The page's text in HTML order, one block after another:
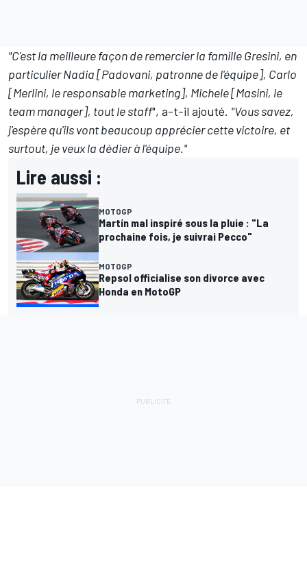
"C'est la meilleure façon de remercier la famille Gresini, en
particulier Nadia [Padovani, patronne de l'équipe], Carlo
[Merlini, le responsable marketing], Michele [Masini, le
team manager], tout le staff", a-t-il ajouté. "Vous savez,
j'espère qu'ils vont beaucoup apprécier cette victoire, et
surtout, je veux la dédier à l'équipe."
Lire aussi :
MOTOGP
Martín mal inspiré sous la pluie : "La
prochaine fois, je suivrai Pecco"
MOTOGP
Repsol officialise son divorce avec
Honda en MotoGP